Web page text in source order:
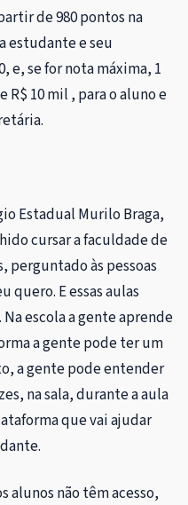
de 980 pontos na
estudante e seu
e, se for nota máxima, 1
R$ 10 mil , para o aluno e
Estadual Murilo Braga,
cursar a faculdade de
perguntado às pessoas
quero. E essas aulas
escola a gente aprende
a gente pode ter um
a gente pode entender
na sala, durante a aula
que vai ajudar
alunos não têm acesso,